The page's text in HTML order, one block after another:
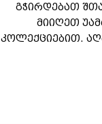
გჭირდებათ
მიიღეთ
კოლექციებით.